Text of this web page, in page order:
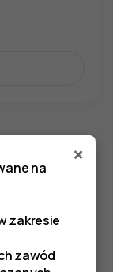
×
na
zakresie
zawód